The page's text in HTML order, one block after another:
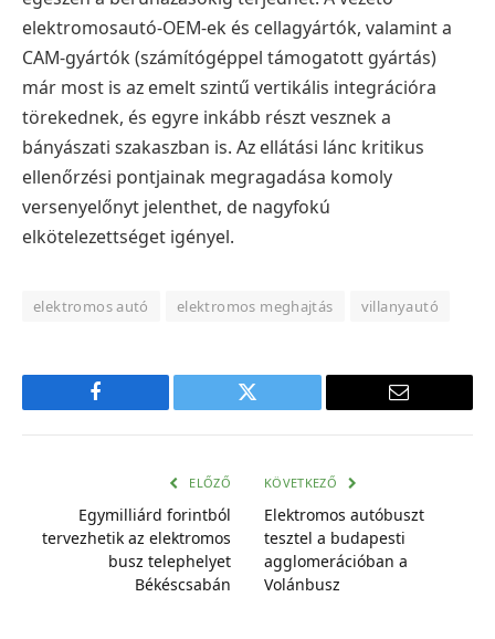
elektromosautó-OEM-ek és cellagyártók, valamint a
CAM-gyártók (számítógéppel támogatott gyártás)
már most is az emelt szintű vertikális integrációra
törekednek, és egyre inkább részt vesznek a
bányászati szakaszban is. Az ellátási lánc kritikus
ellenőrzési pontjainak megragadása komoly
versenyelőnyt jelenthet, de nagyfokú
elkötelezettséget igényel.
elektromos autó elektromos meghajtás villanyautó
Facebook Twitter
E-
ELŐZŐ
Egymilliárd forintból
tervezhetik az elektromos
busz telephelyet
Békéscsabán
KÖVETKEZŐ
Elektromos autóbuszt
tesztel a budapesti
agglomerációban a
Volánbusz